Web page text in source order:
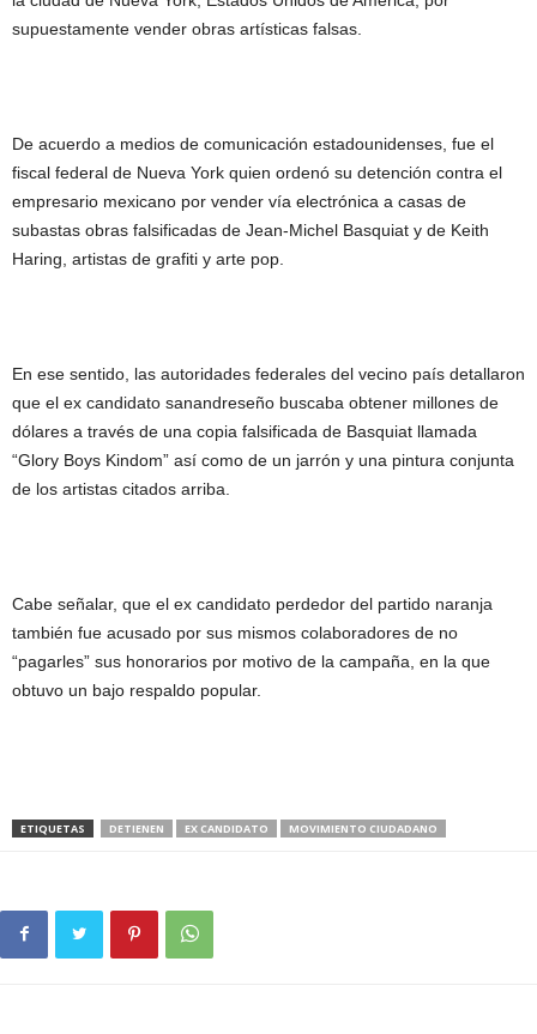
supuestamente vender obras artísticas falsas.
De acuerdo a medios de comunicación estadounidenses, fue el
fiscal federal de Nueva York quien ordenó su detención contra el
empresario mexicano por vender vía electrónica a casas de
subastas obras falsificadas de Jean-Michel Basquiat y de Keith
Haring, artistas de grafiti y arte pop.
En ese sentido, las autoridades federales del vecino país detallaron
que el ex candidato sanandreseño buscaba obtener millones de
dólares a través de una copia falsificada de Basquiat llamada
“Glory Boys Kindom” así como de un jarrón y una pintura conjunta
de los artistas citados arriba.
Cabe señalar, que el ex candidato perdedor del partido naranja
también fue acusado por sus mismos colaboradores de no
“pagarles” sus honorarios por motivo de la campaña, en la que
obtuvo un bajo respaldo popular.
ETIQUETAS DETIENEN EX CANDIDATO MOVIMIENTO CIUDADANO